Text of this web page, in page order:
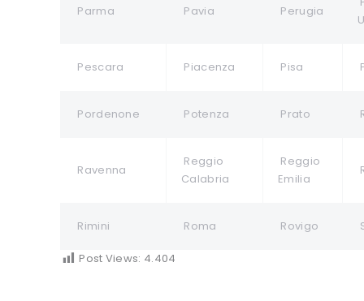
Parma Pavia Perugia
Pescara Piacenza Pisa
Pordenone Potenza Prato
Ravenna
Reggio
Calabria
Reggio
Emilia
Rimini Roma Rovigo
Post Views: 4.404